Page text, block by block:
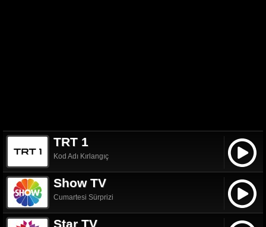
TRT 1
Kod Adı Kırlangıç
Show TV
Cumartesi Sürprizi
Star TV